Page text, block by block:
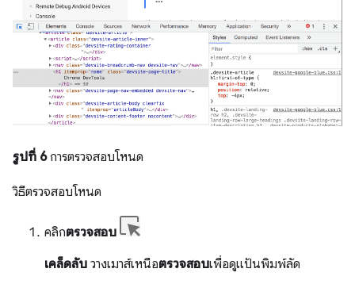
รูปที่ 6การตรวจสอบโหนด
วิธีตรวจสอบโหนด
คลิกตรวจสอบ
เคล็ดลับ วางเมาส์เหนือตรวจสอบเพื่อดูแป้นพิมพ์ลัด